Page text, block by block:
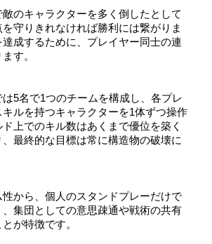
のキャラクターを多く倒したとして
守りきれなければ勝利には繋がりま
成するために、プレイヤー同士の連
す。
5名で1つのチームを構成し、各プレ
ルを持つキャラクターを1体ずつ操作
上でのキル数はあくまで優位を築く
最終的な目標は常に構造物の破壊に
性から、個人のスタンドプレーだけで
集団としての意思疎通や戦術の共有
が特徴です。